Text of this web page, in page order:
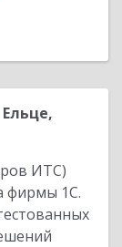
ИТС)
фирмы 1С.